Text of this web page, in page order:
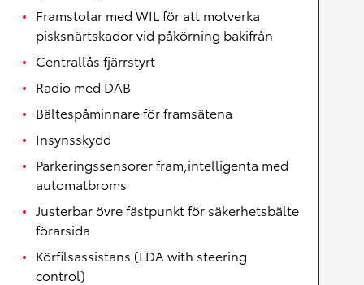
Framstolar med WIL för att motverka
pisksnärtskador vid påkörning bakifrån
Centrallås fjärrstyrt
Radio med DAB
Bältespåminnare för framsätena
Insynsskydd
Parkeringssensorer fram,intelligenta med
automatbroms
Justerbar övre fästpunkt för säkerhetsbälte
förarsida
Körfilsassistans (LDA with steering
control)